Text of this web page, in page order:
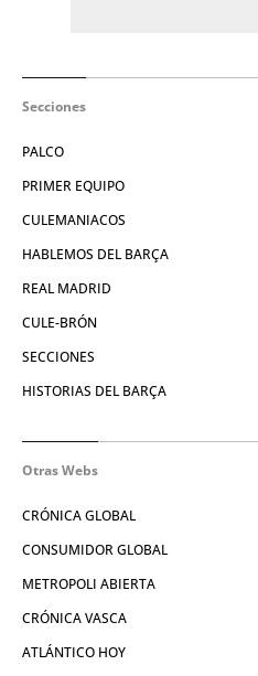
Secciones
PALCO
PRIMER EQUIPO
CULEMANIACOS
HABLEMOS DEL BARÇA
REAL MADRID
CULE-BRÓN
SECCIONES
HISTORIAS DEL BARÇA
Otras Webs
CRÓNICA GLOBAL
CONSUMIDOR GLOBAL
METROPOLI ABIERTA
CRÓNICA VASCA
ATLÁNTICO HOY